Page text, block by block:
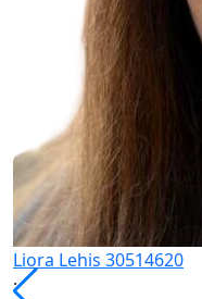
Liora Lehis 30514620
: